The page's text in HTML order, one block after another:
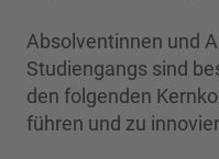
Absolventinnen und
Studiengangs sind
den folgenden
führen und zu